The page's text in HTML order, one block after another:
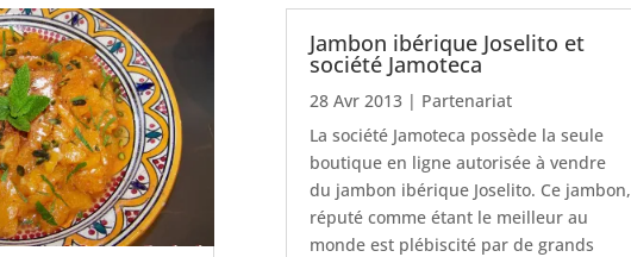
Jambon ibérique Joselito et
société Jamoteca
28 Avr 2013| Partenariat
La société Jamoteca possède la seule
boutique en ligne autorisée à vendre
du jambon ibérique Joselito. Ce jambon,
réputé comme étant le meilleur au
monde est plébiscité par de grands